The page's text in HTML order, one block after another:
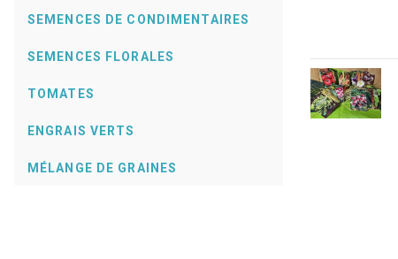
SEMENCES DE CONDIMENTAIRES
SEMENCES FLORALES
TOMATES
ENGRAIS VERTS
MÉLANGE DE GRAINES